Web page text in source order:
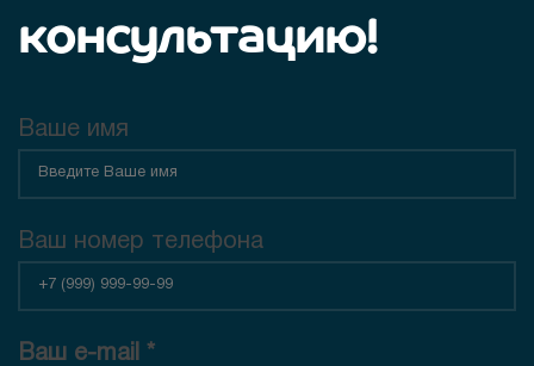
консультацию!
Ваше имя
Ваш номер телефона
Ваш e-mail *